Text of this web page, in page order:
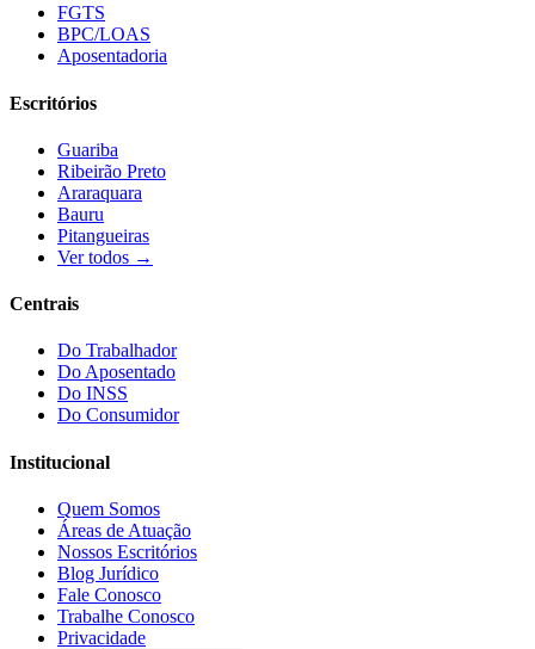
FGTS
BPC/LOAS
Aposentadoria
Escritórios
Guariba
Ribeirão Preto
Araraquara
Bauru
Pitangueiras
Ver todos →
Centrais
Do Trabalhador
Do Aposentado
Do INSS
Do Consumidor
Institucional
Quem Somos
Áreas de Atuação
Nossos Escritórios
Blog Jurídico
Fale Conosco
Trabalhe Conosco
Privacidade